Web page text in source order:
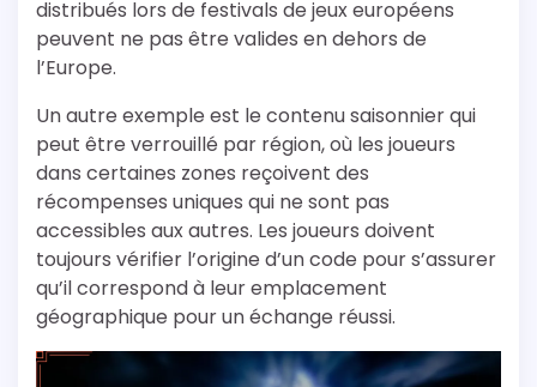
distribués lors de festivals de jeux européens
peuvent ne pas être valides en dehors de
l’Europe.
Un autre exemple est le contenu saisonnier qui
peut être verrouillé par région, où les joueurs
dans certaines zones reçoivent des
récompenses uniques qui ne sont pas
accessibles aux autres. Les joueurs doivent
toujours vérifier l’origine d’un code pour s’assurer
qu’il correspond à leur emplacement
géographique pour un échange réussi.